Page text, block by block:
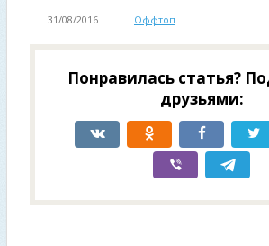
31/08/2016 Оффтоп
Понравилась статья?
друзьями: